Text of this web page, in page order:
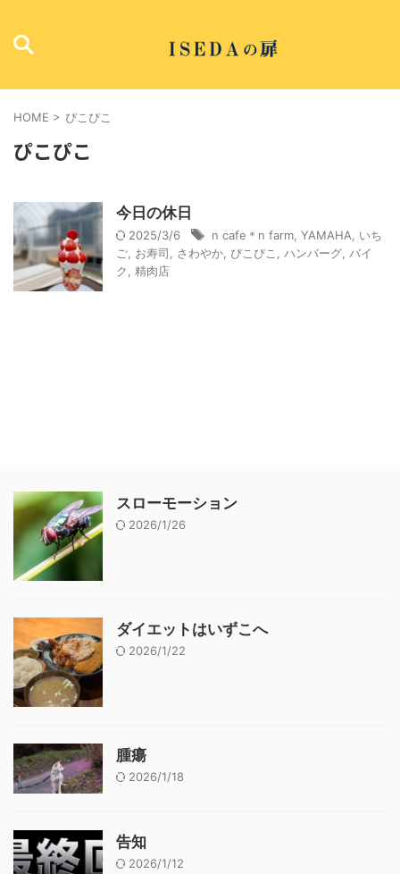
HOME > ぴこぴこ
ぴこぴこ
今日の休日
2025/3/6 n cafe＊n farm YAMAHA
いち
ご お寿司 さわやか ぴこぴこ ハンバーグ バイ
ク
精肉店
スローモーション
2026/1/26
ダイエットはいずこへ
2026/1/22
腫瘍
2026/1/18
告知
2026/1/12